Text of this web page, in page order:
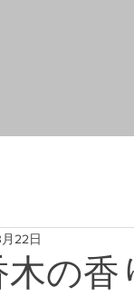
の香
22日